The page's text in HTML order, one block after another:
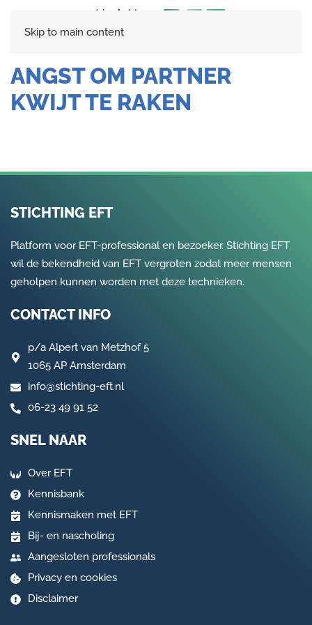
Skip to main content
ANGST OM PARTNER
KWIJT TE RAKEN
STICHTING EFT
Platform voor EFT-professional en bezoeker. Stichting EFT
wil de bekendheid van EFT vergroten zodat meer mensen
geholpen kunnen worden met deze technieken.
CONTACT INFO
p/a Alpert van Metzhof 5
1065 AP Amsterdam
info@stichting-eft.nl
06-23 49 91 52
SNEL NAAR
Over EFT
Kennisbank
Kennismaken met EFT
Bij- en nascholing
Aangesloten professionals
Privacy en cookies
Disclaimer